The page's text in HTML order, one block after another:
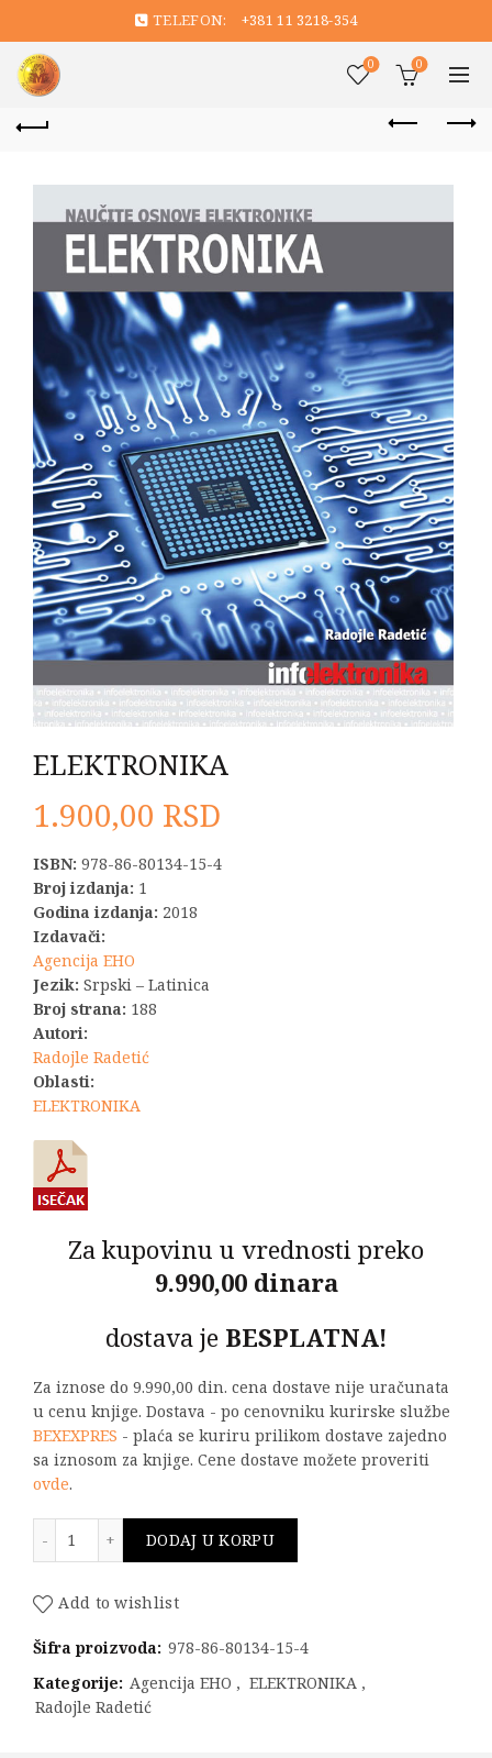
TELEFON: +381 11 3218-354
0 0
ELEKTRONIKA
1.900,00 RSD
ISBN: 978-86-80134-15-4
Broj izdanja: 1
Godina izdanja: 2018
Izdavači:
Agencija EHO
Jezik: Srpski – Latinica
Broj strana: 188
Autori:
Radojle Radetić
Oblasti:
ELEKTRONIKA
Za kupovinu u vrednosti preko
9.990,00 dinara
dostava je BESPLATNA!
Za iznose do 9.990,00 din. cena dostave nije uračunata
u cenu knjige. Dostava - po cenovniku kurirske službe
BEXEXPRES - plaća se kuriru prilikom dostave zajedno
sa iznosom za knjige. Cene dostave možete proveriti
ovde.
DODAJ U KORPU
Add to wishlist
Šifra proizvoda: 978-86-80134-15-4
Kategorije: Agencija EHO , ELEKTRONIKA ,
Radojle Radetić